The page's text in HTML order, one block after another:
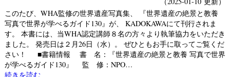
このたび、WHA監修の世界遺産写真集、 『世界遺産の絶景と教養
写真で世界が学べるガイド130』が、 KADOKAWAにて刊行されま
す。 本書には、当WHA認定講師８名の方々より執筆協力をいただき
ました。 発売日は２月26日（水）。 ぜひともお手に取ってご覧くだ
さい！ ■書籍情報 書 名：『世界遺産の絶景と教養 写真で世界
が学べるガイド130』 監 修：NPO…
続きを読む